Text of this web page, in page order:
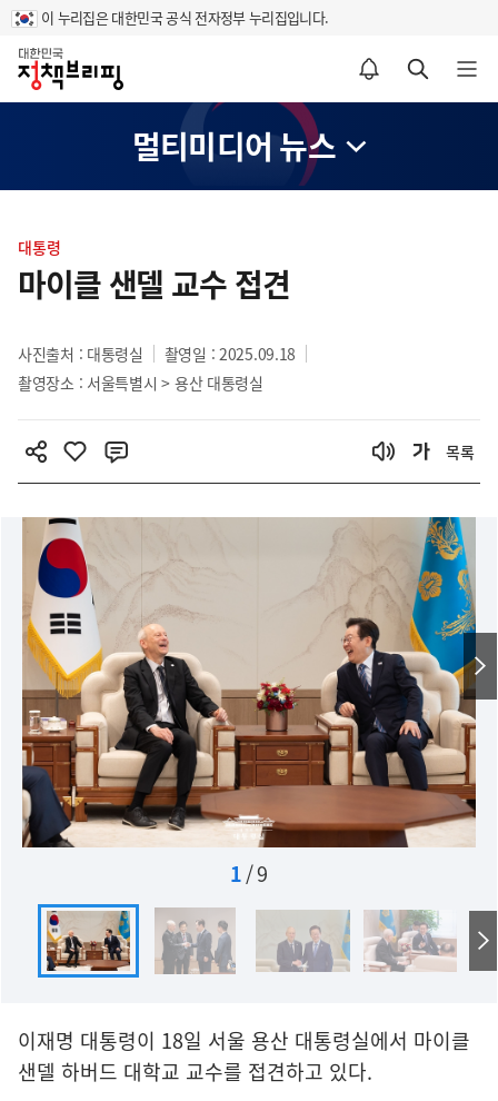
이 누리집은 대한민국 공식 전자정부 누리집입니다.
홈
알림설정 바로가기 검색 바로가기 메뉴 열기
멀티미디어 뉴스
텐
츠
영
역
대통령
마이클 샌델 교수 접견
사진출처 : 대통령실
촬영일 : 2025.09.18
촬영장소 : 서울특별시 > 용산 대통령실
목록
1/9
이재명 대통령이 18일 서울 용산 대통령실에서 마이클
샌델 하버드 대학교 교수를 접견하고 있다.